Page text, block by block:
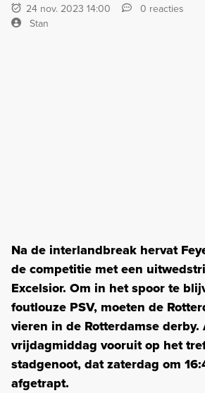
24 nov. 2023 14:00
0 reacties
Stan
Na de interlandbreak hervat
de competitie met een
Excelsior. Om in het spoor te
foutlouze PSV, moeten de
vieren in de Rotterdamse
vrijdagmiddag vooruit op het
stadgenoot, dat zaterdag om
afgetrapt.